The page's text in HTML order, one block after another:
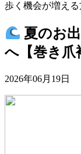
歩く機会が増える
夏のお
へ【巻き爪
2026年06月19日